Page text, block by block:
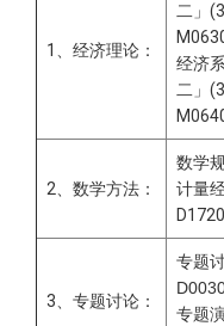
1、经济理论：
二」
经济
二」
2、数学方法：
数学
计量
3、专题讨论 ：
专题
专题